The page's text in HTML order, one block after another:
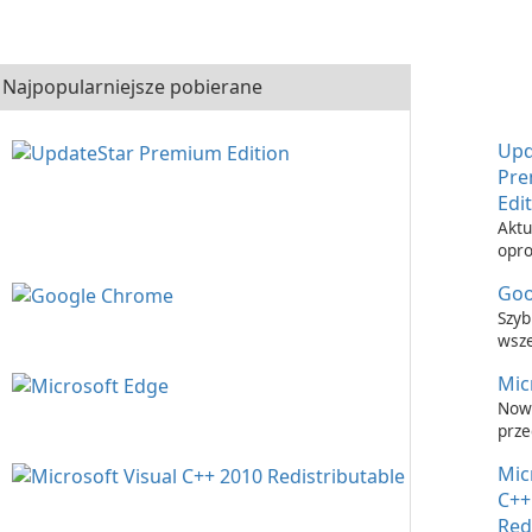
Najpopularniejsze pobierane